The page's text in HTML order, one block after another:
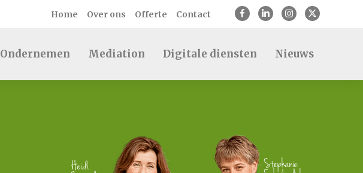
Home Over ons Offerte Contact
Ondernemen Mediation Digitale diensten Nieuws